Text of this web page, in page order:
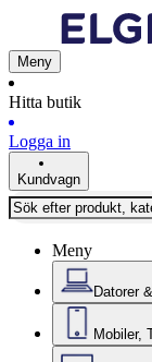
Meny
Hitta butik
Logga in
Kundvagn
Meny
Datorer
Mobiler,